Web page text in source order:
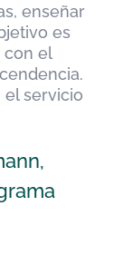
enseñar
es
con el
servicio